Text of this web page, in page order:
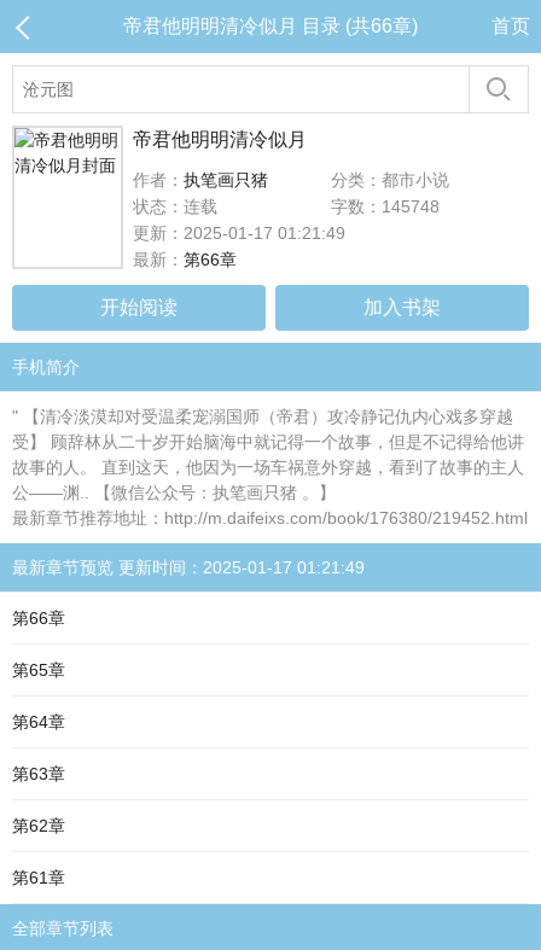
帝君他明明清冷似月 目录 (共66章) 首页
帝君他明明清冷似月
作者： 执笔画只猪
分类：都市小说
状态：连载
字数：145748
更新：2025-01-17 01:21:49
最新： 第66章
开始阅读 加入书架
手机简介
" 【清冷淡漠却对受温柔宠溺国师（帝君）攻冷静记仇内心戏多穿越
受】 顾辞林从二十岁开始脑海中就记得一个故事，但是不记得给他讲
故事的人。 直到这天，他因为一场车祸意外穿越，看到了故事的主人
公——渊.. 【微信公众号：执笔画只猪 。】
最新章节推荐地址：http://m.daifeixs.com/book/176380/219452.html
最新章节预览 更新时间：2025-01-17 01:21:49
第66章
第65章
第64章
第63章
第62章
第61章
全部章节列表